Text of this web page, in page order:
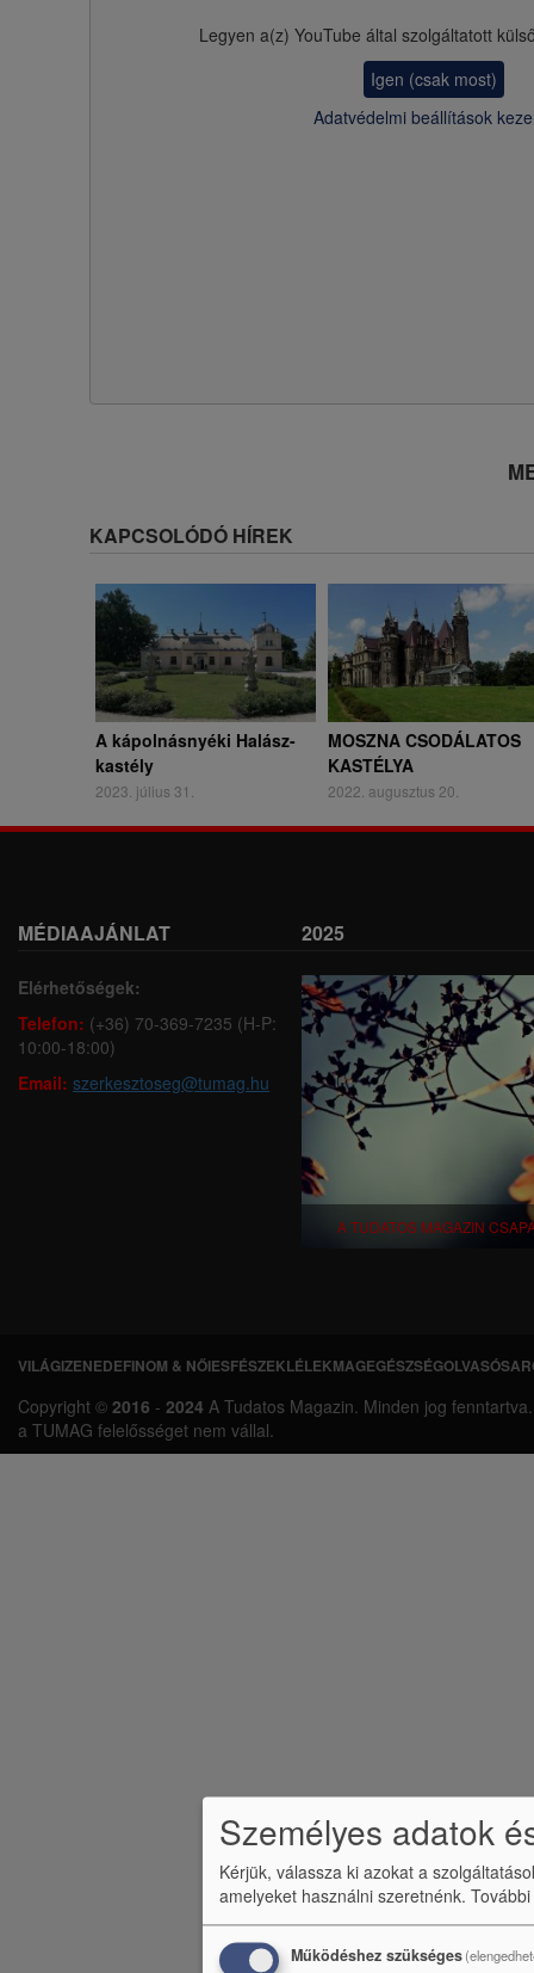
Legyen a(z) YouTube által szolgáltatott
Igen (csak most)
Adatvédelmi beállítások
KAPCSOLÓDÓ HÍREK
A kápolnásnyéki Halász-
kastély
2023. július 31.
MOSZNA CSODÁLATOS
KASTÉLYA
2022. augusztus 20.
MÉDIAAJÁNLAT
Elérhetőségek:
Telefon: (+36) 70-369-7235 (H-P:
10:00-18:00)
Email: szerkesztoseg@tumag.hu
2025
A TUDATOS MAGAZIN
L
á
VILÁGIZENEDEFINOM & NŐIESFÉSZEKLÉLEKMAGEGÉSZSÉG
Copyright © 2016 - 2024 A Tudatos Magazin. Minden jog
a TUMAG felelősséget nem vállal.
Személyes adatok
Kérjük, válassza ki azokat a
amelyeket használni szeretnénk.
Működéshez szükséges